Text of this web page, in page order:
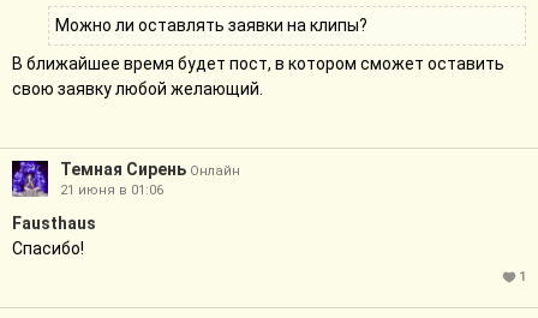
Можно ли оставлять заявки на клипы?
В ближайшее время будет пост, в котором сможет оставить
свою заявку любой желающий.
Темная Сирень Онлайн
21 июня в 01:06
Fausthaus
Спасибо!
1